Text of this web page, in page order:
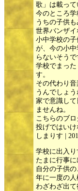
歌」は載って
今のところ学
うちの子供
世界バンザイ
小中学校の
が、今の小
らないそうで
学校でまっ
す。
その代わり
うんでしょう
家で意識し
ませんね。
こちらのブ
投げではいけ
しまりす |
学校に出入り
たまに行事に
自分の子供の
年に一度の人
わざわざ出